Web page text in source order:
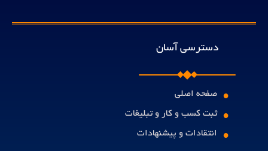
دسترسی آسان
• صفحه اصلی
• ثبت کسب و کار و تبلیغات
• انتقادات و پیشنهادات